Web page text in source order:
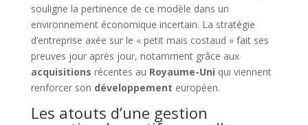
souligne la pertinence de ce modèle dans un
environnement économique incertain. La stratégie
d’entreprise axée sur le « petit mais costaud » fait ses
preuves jour après jour, notamment grâce aux
acquisitions récentes au Royaume-Uni qui viennent
renforcer son développement européen.
Les atouts d’une gestion